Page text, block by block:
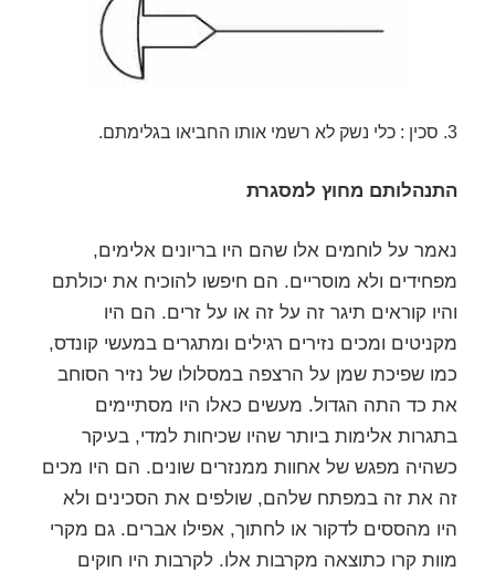
3. סכין : כלי נשק לא רשמי אותו החביאו בגלימתם.
התנהלותם מחוץ למסגרת
נאמר על לוחמים אלו שהם היו בריונים אלימים,
מפחידים ולא מוסריים. הם חיפשו להוכיח את יכולתם
והיו קוראים תיגר זה על זה או על זרים. הם היו
מקניטים ומכים נזירים רגילים ומתגרים במעשי קונדס,
כמו שפיכת שמן על הרצפה במסלולו של נזיר הסוחב
את כד התה הגדול. מעשים כאלו היו מסתיימים
בתגרות אלימות ביותר שהיו שכיחות למדי, בעיקר
כשהיה מפגש של אחוות ממנזרים שונים. הם היו מכים
זה את זה במפתח שלהם, שולפים את הסכינים ולא
היו מהססים לדקור או לחתוך, אפילו אברים. גם מקרי
מוות קרו כתוצאה מקרבות אלו. לקרבות היו חוקים